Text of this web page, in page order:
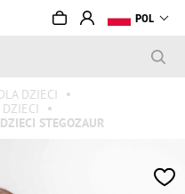
POL
DZIECI
STEGOZAUR